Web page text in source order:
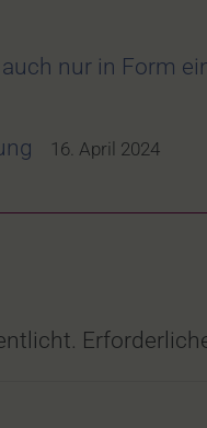
nur in Form
16. April 2024